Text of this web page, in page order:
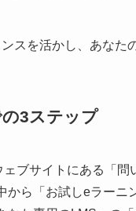
スを活かし、あなた
3ステップ
ブサイトにある「問
から「お試しeラーニ